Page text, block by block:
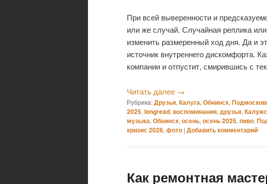
При всей выверенности и
или же случай. Случайная реплика
изменить размеренный ход дня. Да и
источник внутреннего дискомфорта.
компании и отпустит, смирившись с
Читать далее →
Рубрика:Друзья, Калуга, Обнинск,
2025, longread, воспоминания, друзья,
музыка, Обнинск, осень, осень 2025, пиво,
кризис 2026, фото | Добавить комментарий
Как ремонтная